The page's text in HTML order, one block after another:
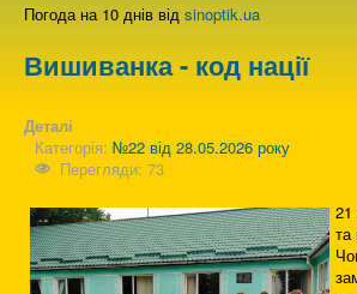
Про нас
Зворотній зв'язок
Погода на 10 днів від sinoptik.ua
Вишиванка - код нації
Деталі
Категорія: №22 від 28.05.2026 року
Перегляди: 73
21
та